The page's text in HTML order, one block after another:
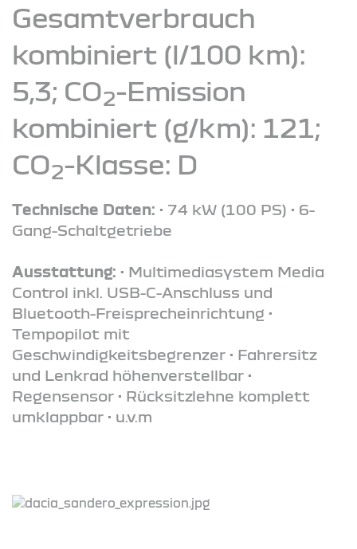
Gesamtverbrauch
kombiniert (l/100 km):
5,3; CO2-Emission
kombiniert (g/km): 121;
CO2-Klasse: D
Technische Daten: • 74 kW (100 PS) • 6-
Gang-Schaltgetriebe
Ausstattung: • Multimediasystem Media
Control inkl. USB-C-Anschluss und
Bluetooth-Freisprecheinrichtung •
Tempopilot mit
Geschwindigkeitsbegrenzer • Fahrersitz
und Lenkrad höhenverstellbar •
Regensensor • Rücksitzlehne komplett
umklappbar • u.v.m